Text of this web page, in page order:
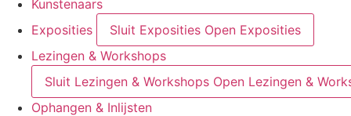
Kunstenaars
Exposities
Sluit Exposities Open Exposities
Lezingen & Workshops
Sluit Lezingen & Workshops Open Lezingen &
Ophangen & Inlijsten